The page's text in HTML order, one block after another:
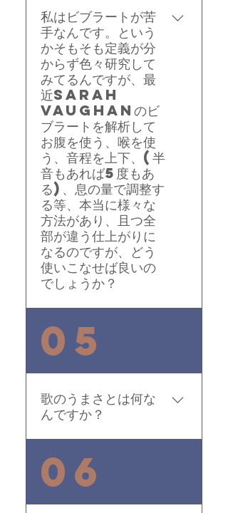
ときは胸の肋骨を広げず
に、お腹を膨らまして下
さい。鏡を見ながらやれ
ば、分かりやすいです。
息を吸ってお腹を膨らま
せて、それをキープしな
がら、吐く。そうすると
息がなくなってお腹がへ
こんでいきます。吐くと
きに軽く声も出すと良い
ですよ。それを繰り返し
てください。
私はビブラートが苦
手なんです。という
かそもそも定義が分
からず色々研究して
みてるんですが、最
近Sarah
Vaughanのビ
ブラートを解析して
お腹を使う、喉を使
う、音程を上下、(半
音もあれば5度もあ
る)、息の量で調整す
る等、本当に様々な
方法があり、且つ全
部が違う仕上がりに
なるのですが、どう
使いこなせば良いの
でしょうか？
ブラートは、上 中 下 大
きい波 小さい波 長い波
短い波 ストレート人によ
って色々です。最近は、
アリアナとか、ビオンセ
とか、音程を半音上でビ
ブラートしてます。そう
すると少しアラブ系の匂
いがする感じで不思議な
05
歌のうまさとは何な
んですか？
魅力です。 歌唱の音程の
良し悪し、総合的な”唄
のうまさ”と人を感動さ
06